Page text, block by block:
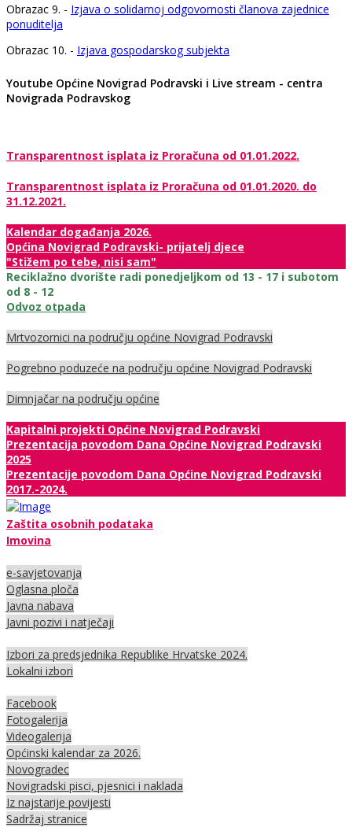
Obrazac 9. - Izjava o solidarnoj odgovornosti članova zajednice
ponuditelja
Obrazac 10. - Izjava gospodarskog subjekta
Youtube Općine Novigrad Podravski i Live stream - centra
Novigrada Podravskog
Transparentnost isplata iz Proračuna od 01.01.2022.
Transparentnost isplata iz Proračuna od 01.01.2020. do
31.12.2021.
Kalendar događanja 2026.
Općina Novigrad Podravski- prijatelj djece
"Stižem po tebe, nisi sam"
Reciklažno dvorište radi ponedjeljkom od 13 - 17 i subotom
od 8 - 12
Odvoz otpada
Mrtvozornici na području općine Novigrad Podravski
Pogrebno poduzeće na području općine Novigrad Podravski
Dimnjačar na području općine
Kapitalni projekti Općine Novigrad Podravski
Prezentacija povodom Dana Općine Novigrad Podravski
2025
Prezentacije povodom Dana Općine Novigrad Podravski
2017.-2024.
Zaštita osobnih podataka
Imovina
e-savjetovanja
Oglasna ploča
Javna nabava
Javni pozivi i natječaji
Izbori za predsjednika Republike Hrvatske 2024.
Lokalni izbori
Facebook
Fotogalerija
Videogalerija
Općinski kalendar za 2026.
Novogradec
Novigradski pisci, pjesnici i naklada
Iz najstarije povijesti
Sadržaj stranice